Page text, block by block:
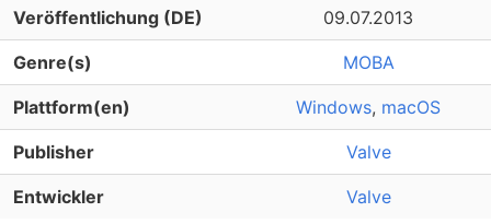
Veröffentlichung (DE) 09.07.2013
Genre(s) MOBA
Plattform(en) Windows, macOS
Publisher Valve
Entwickler Valve